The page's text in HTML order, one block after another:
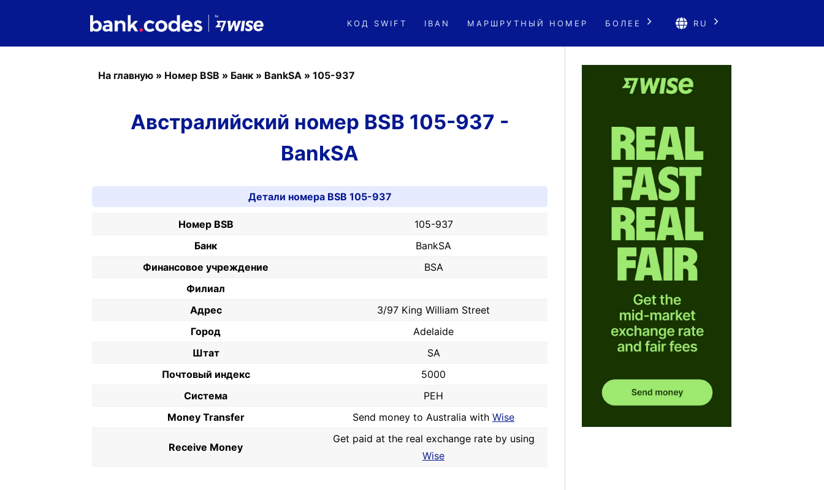
КОД SWIFT IBAN МАРШРУТНЫЙ НОМЕР БОЛЕЕ RU
На главную » Номер BSB » Банк » BankSA » 105-937
Австралийский номер BSB 105-937 -
BankSA
Детали номера BSB 105-937
Номер BSB
105-937
Банк
BankSA
Финансовое учреждение
BSA
Филиал
Адрес
3/97 King William Street
Город
Adelaide
Штат
SA
Почтовый индекс
5000
Система
PEH
Money Transfer
Send money to Australia with Wise
Receive Money
Get paid at the real exchange rate by using
Wise